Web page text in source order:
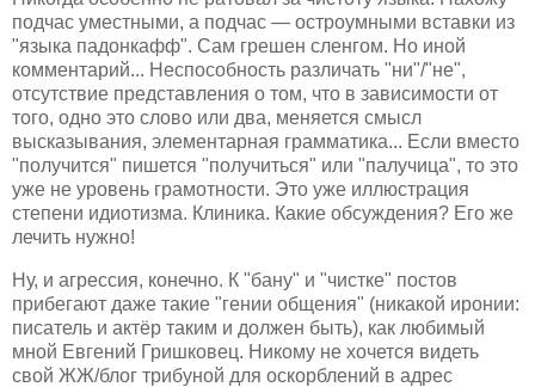
подчас уместными, а подчас — остроумными вставки из
"языка падонкафф". Сам грешен сленгом. Но иной
комментарий... Неспособность различать "ни"/"не",
отсутствие представления о том, что в зависимости от
того, одно это слово или два, меняется смысл
высказывания, элементарная грамматика... Если вместо
"получится" пишется "получиться" или "палучица", то это
уже не уровень грамотности. Это уже иллюстрация
степени идиотизма. Клиника. Какие обсуждения? Его же
лечить нужно!
Ну, и агрессия, конечно. К "бану" и "чистке" постов
прибегают даже такие "гении общения" (никакой иронии:
писатель и актёр таким и должен быть), как любимый
мной Евгений Гришковец. Никому не хочется видеть
свой ЖЖ/блог трибуной для оскорблений в адрес